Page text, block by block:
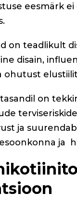
eesmärk
on teadlikult
disain,
ohutust
on
ja
ja